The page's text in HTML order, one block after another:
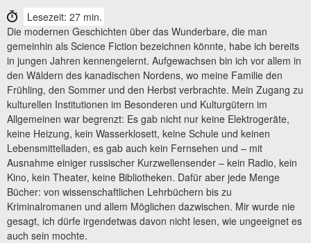
Lesezeit: 27 min.
Die modernen Geschichten über das Wunderbare, die man
gemeinhin als Science Fiction bezeichnen könnte, habe ich bereits
in jungen Jahren kennengelernt. Aufgewachsen bin ich vor allem in
den Wäldern des kanadischen Nordens, wo meine Familie den
Frühling, den Sommer und den Herbst verbrachte. Mein Zugang zu
kulturellen Institutionen im Besonderen und Kulturgütern im
Allgemeinen war begrenzt: Es gab nicht nur keine Elektrogeräte,
keine Heizung, kein Wasserklosett, keine Schule und keinen
Lebensmittelladen, es gab auch kein Fernsehen und – mit
Ausnahme einiger russischer Kurzwellensender – kein Radio, kein
Kino, kein Theater, keine Bibliotheken. Dafür aber jede Menge
Bücher: von wissenschaftlichen Lehrbüchern bis zu
Kriminalromanen und allem Möglichen dazwischen. Mir wurde nie
gesagt, ich dürfe irgendetwas davon nicht lesen, wie ungeeignet es
auch sein mochte.